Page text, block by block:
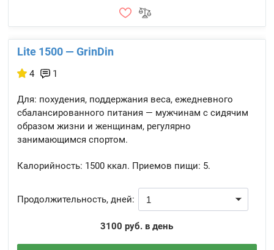
Lite 1500 — GrinDin
4 1
Для: похудения, поддержания веса, ежедневного
сбалансированного питания — мужчинам с сидячим
образом жизни и женщинам, регулярно
занимающимся спортом.
Калорийность: 1500 ккал. Приемов пищи: 5.
Продолжительность, дней:
3100 руб. в день